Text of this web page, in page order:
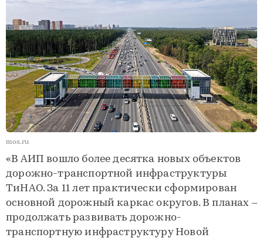
mos.ru
«В АИП вошло более десятка новых объектов
дорожно-транспортной инфраструктуры
ТиНАО. За 11 лет практически сформирован
основной дорожный каркас округов. В планах –
продолжать развивать дорожно-
транспортную инфраструктуру Новой